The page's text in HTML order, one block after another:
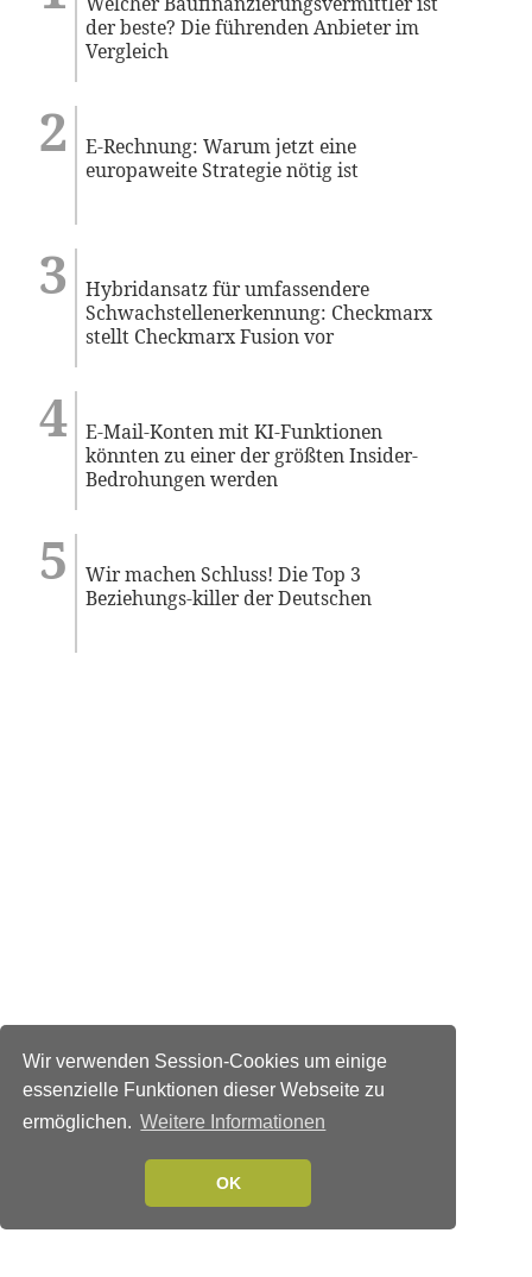
Wir verwenden Session-Cookies um einige
essenzielle Funktionen dieser Webseite zu
ermöglichen. Weitere Informationen
OK
der beste? Die führenden Anbieter im
Vergleich
E-Rechnung: Warum jetzt eine
europaweite Strategie nötig ist
Hybridansatz für umfassendere
Schwachstellenerkennung: Checkmarx
stellt Checkmarx Fusion vor
E-Mail-Konten mit KI-Funktionen
könnten zu einer der größten Insider-
Bedrohungen werden
Wir machen Schluss! Die Top 3
Beziehungs-killer der Deutschen